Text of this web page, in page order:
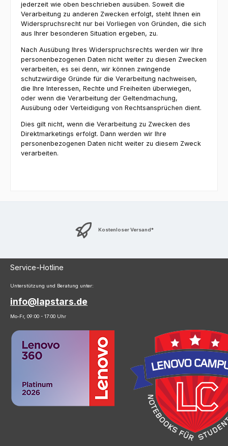
jederzeit wie oben beschrieben ausüben. Soweit die
Verarbeitung zu anderen Zwecken erfolgt, steht Ihnen ein
Widerspruchsrecht nur bei Vorliegen von Gründen, die sich
aus Ihrer besonderen Situation ergeben, zu.
Nach Ausübung Ihres Widerspruchsrechts werden wir Ihre
personenbezogenen Daten nicht weiter zu diesen Zwecken
verarbeiten, es sei denn, wir können zwingende
schutzwürdige Gründe für die Verarbeitung nachweisen,
die Ihre Interessen, Rechte und Freiheiten überwiegen,
oder wenn die Verarbeitung der Geltendmachung,
Ausübung oder Verteidigung von Rechtsansprüchen dient.
Dies gilt nicht, wenn die Verarbeitung zu Zwecken des
Direktmarketings erfolgt. Dann werden wir Ihre
personenbezogenen Daten nicht weiter zu diesem Zweck
verarbeiten.
Kostenloser Versand*
Service-Hotline
Unterstützung und Beratung unter:
info@lapstars.de
Mo-Fr, 09:00 - 17:00 Uhr